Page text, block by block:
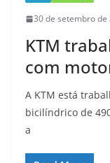
30 de setembro de
KTM
com
A KTM está
bicilíndrico de
a